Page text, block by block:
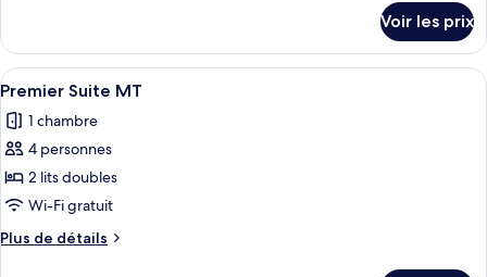
Premier
Suite
RD
le
type
de
Premier
Suite
Voir les prix
Afficher
toutes
les
photos
pour
ce
type
de
Une chambre d’hôtel moderne avec
3
Premier Suite MT
1 chambre
4 personnes
2 lits doubles
Wi-Fi gratuit
Plus de détails
Plus